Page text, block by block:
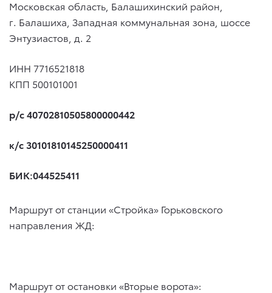
Московская область, Балашихинский район,
г. Балашиха, Западная коммунальная зона, шоссе
Энтузиастов, д. 2
ИНН 7716521818
КПП 500101001
р/с 40702810505800000442
к/с 30101810145250000411
БИК:044525411
Маршрут от станции «Стройка» Горьковского
направления ЖД:
Маршрут от остановки «Вторые ворота»: